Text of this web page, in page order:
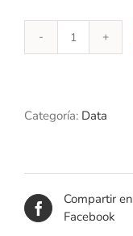
006-
Categoría: Data
Compartir en
Facebook